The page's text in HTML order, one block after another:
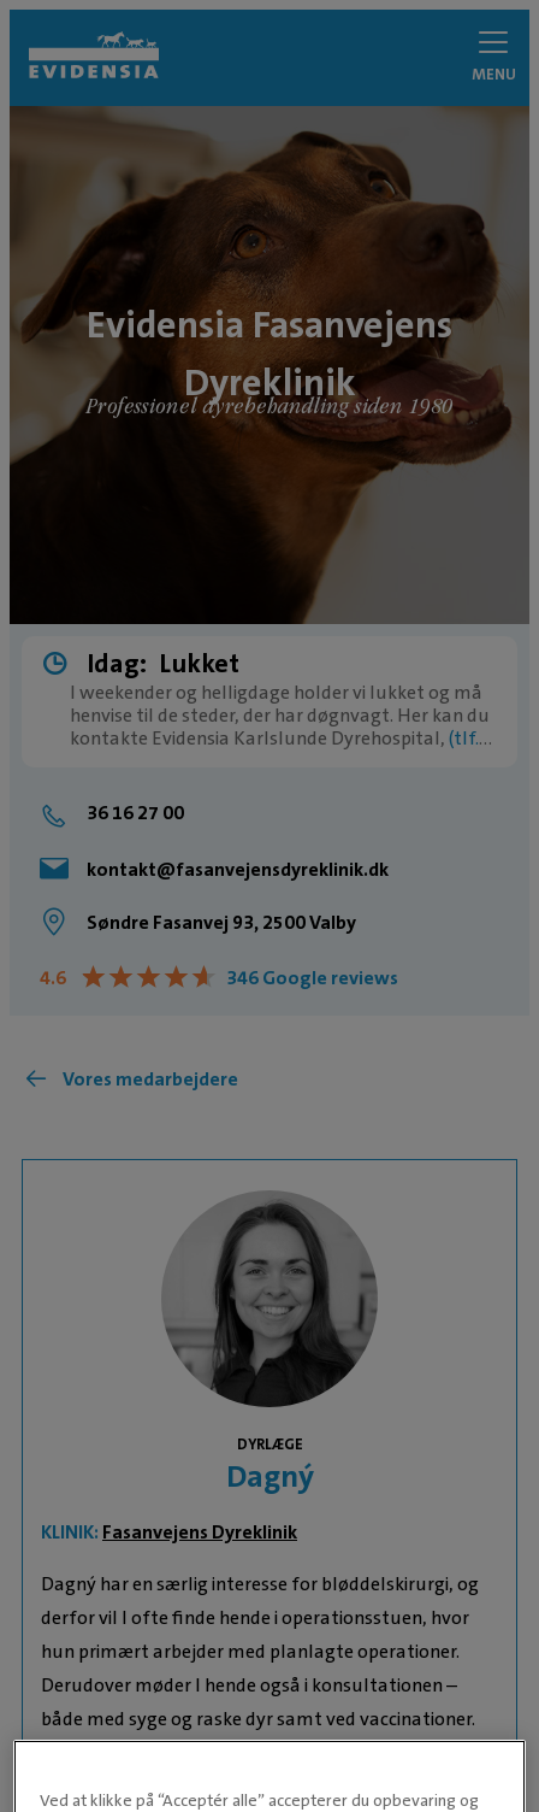
MENU
Evidensia Fasanvejens
Dyreklinik
Professionel dyrebehandling siden 1980
Idag: Lukket
I weekender og helligdage holder vi lukket og må
henvise til de steder, der har døgnvagt. Her kan du
kontakte Evidensia Karlslunde Dyrehospital,(tlf.
36 16 27 00
kontakt@fasanvejensdyreklinik.dk
Søndre Fasanvej 93, 2500 Valby
4.6 ★★★★★
★★★★★ 346 Google reviews
Vores medarbejdere
DYRLÆGE
Dagný
KLINIK: Fasanvejens Dyreklinik
Dagný har en særlig interesse for bløddelskirurgi, og
derfor vil I ofte finde hende i operationsstuen, hvor
hun primært arbejder med planlagte operationer.
Derudover møder I hende også i konsultationen –
både med syge og raske dyr samt ved vaccinationer.
af akut syge patienter, hvilket giver hende en solid
Ved at klikke på “Acceptér alle” accepterer du opbevaring og